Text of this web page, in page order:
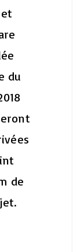
du
de